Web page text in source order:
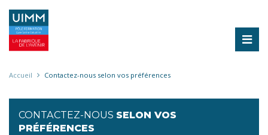
contenu
principal
Fil
Accueil Contactez-nous selon vos préférences
CONTACTEZ-NOUS SELON VOS
PRÉFÉRENCES